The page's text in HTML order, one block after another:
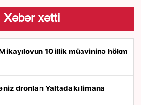
Xəbər xətti